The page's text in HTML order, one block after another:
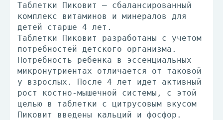
Таблетки Пиковит – сбалансированный
комплекс витаминов и минералов для
детей старше 4 лет.
Таблетки Пиковит разработаны с учетом
потребностей детского организма.
Потребность ребенка в эссенциальных
микронутриентах отличается от таковой
у взрослых. После 4 лет идет активный
рост костно-мышечной системы, с этой
целью в таблетки с цитрусовым вкусом
Пиковит введены кальций и фосфор.